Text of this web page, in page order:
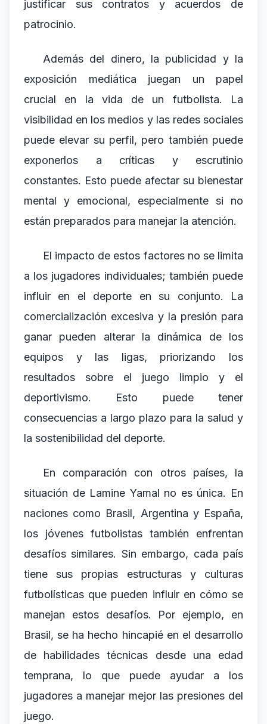
justificar sus contratos y acuerdos de
patrocinio.
Además del dinero, la publicidad y la
exposición mediática juegan un papel
crucial en la vida de un futbolista. La
visibilidad en los medios y las redes sociales
puede elevar su perfil, pero también puede
exponerlos a críticas y escrutinio
constantes. Esto puede afectar su bienestar
mental y emocional, especialmente si no
están preparados para manejar la atención.
El impacto de estos factores no se limita
a los jugadores individuales; también puede
influir en el deporte en su conjunto. La
comercialización excesiva y la presión para
ganar pueden alterar la dinámica de los
equipos y las ligas, priorizando los
resultados sobre el juego limpio y el
deportivismo. Esto puede tener
consecuencias a largo plazo para la salud y
la sostenibilidad del deporte.
En comparación con otros países, la
situación de Lamine Yamal no es única. En
naciones como Brasil, Argentina y España,
los jóvenes futbolistas también enfrentan
desafíos similares. Sin embargo, cada país
tiene sus propias estructuras y culturas
futbolísticas que pueden influir en cómo se
manejan estos desafíos. Por ejemplo, en
Brasil, se ha hecho hincapié en el desarrollo
de habilidades técnicas desde una edad
temprana, lo que puede ayudar a los
jugadores a manejar mejor las presiones del
juego.